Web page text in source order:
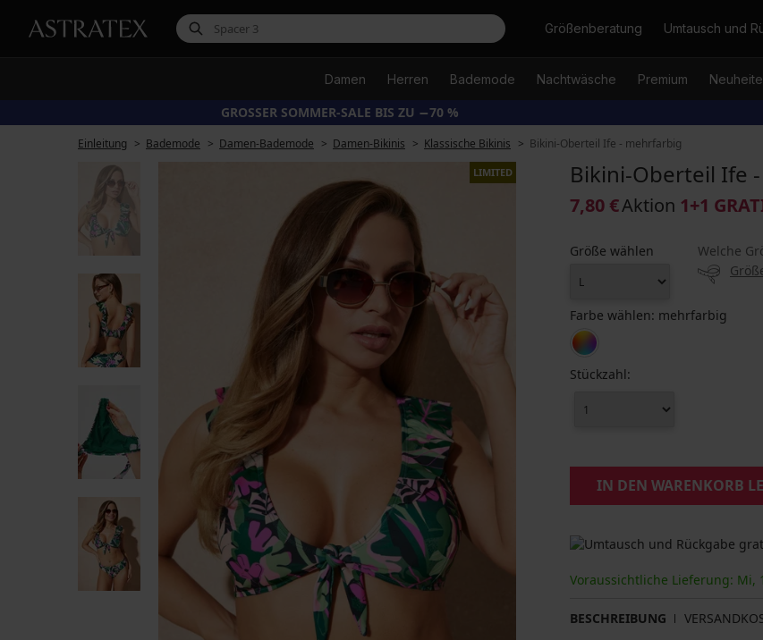
SucheGrößenberatung Umtausch und
Damen Herren Bademode Nachtwäsche Premium
GROSSER SOMMER-SALE BIS ZU −70 %
Einleitung Bademode Damen-Bademode Damen-Bikinis Klassische Bikinis Bikini-Oberteil Ife - mehrfarbig
LIMITED Bikini-Oberteil Ife
7,80 €Aktion 1+1
Größe wählen
Welche
Farbe wählen: mehrfarbig
Stückzahl:
IN DEN WARENKORB
Voraussichtliche Lieferung: Mi,
BESCHREIBUNG